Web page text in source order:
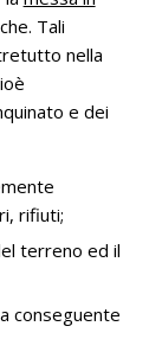
Tali
nella
e dei
rifiuti;
terreno ed il
conseguente